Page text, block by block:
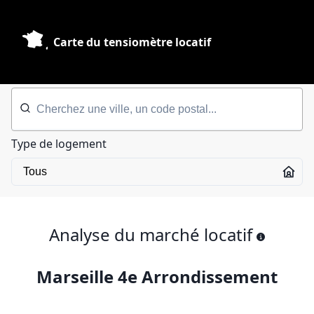
Carte du tensiomètre locatif
Type de logement
Analyse du marché locatif
Marseille 4e Arrondissement